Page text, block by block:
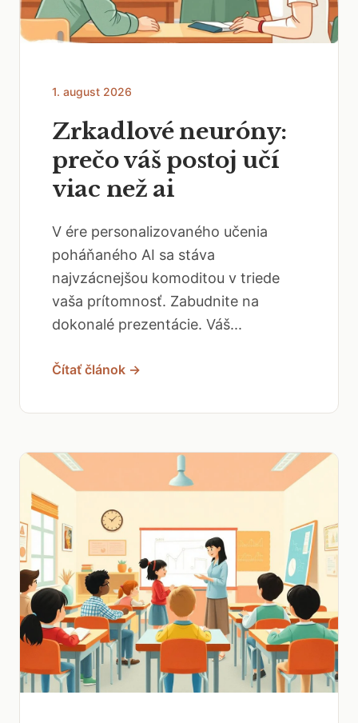
1. august 2026
Zrkadlové neuróny:
prečo váš postoj učí
viac než ai
V ére personalizovaného učenia
poháňaného AI sa stáva
najvzácnejšou komoditou v triede
vaša prítomnosť. Zabudnite na
dokonalé prezentácie. Váš...
Čítať článok →